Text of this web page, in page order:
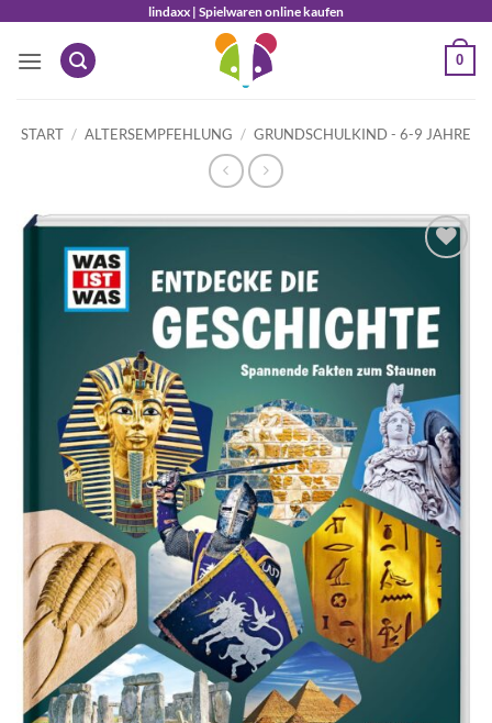
springen
lindaxx | Spielwaren online kaufen
0
START / ALTERSEMPFEHLUNG / GRUNDSCHULKIND - 6-9 JAHRE